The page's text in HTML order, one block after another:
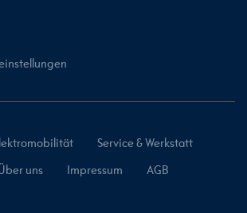
Service & Werkstatt
uns Impressum
AGB